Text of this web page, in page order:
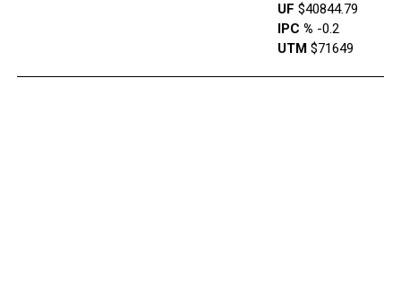
UF $40844.79
IPC % -0.2
UTM$71649